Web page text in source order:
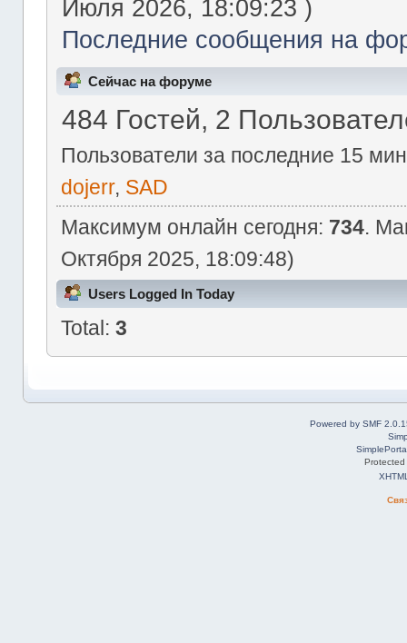
Июля 2026, 18:09:23 )
Последние сообщения на
Сейчас на форуме
484 Гостей, 2
Пользователи за последние 15
dojerr, SAD
Максимум онлайн сегодня: 734.
Октября 2025, 18:09:48)
Users Logged In Today
Total: 3
Powered by SMF